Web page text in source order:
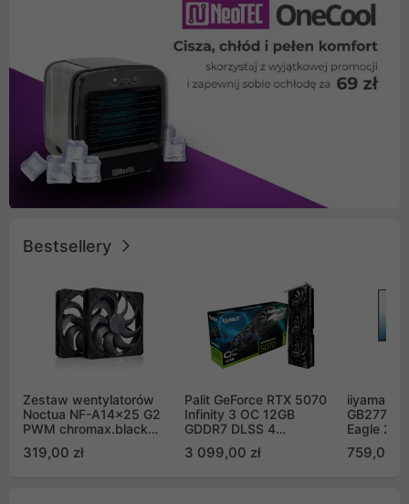
Bestsellery
Zestaw wentylatorów
Noctua NF-A14x25 G2
PWM chromax.black
Push Pull (2szt)
319,00 zł
Palit GeForce RTX 5070
Infinity 3 OC 12GB
GDDR7 DLSS 4
GB2050S)
3 099,00 zł
iiyama G-
Eagle 27"
759,00 zł